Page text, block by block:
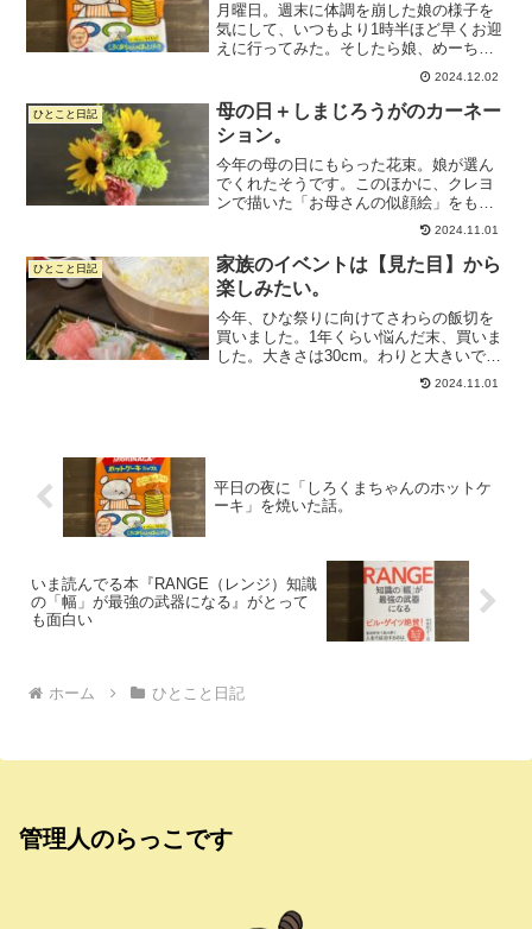
月曜日。週末に体調を崩した娘の様子を
気にして、いつもより1時半ほど早くお迎
えに行ってみた。そしたら娘、めーちゃ
めちゃ元気で。「えっ、早く迎えに来な
くてよかったやつ…！」ってなりまし
た。笑まあでも、せっかく夕方いつもよ
り時間あるし「なにかしよ...
2024.12.02
ひとこと日記
母の日＋しまじろうがのカーネー
ション。
今年の母の日にもらった花束。娘が選ん
でくれたそうです。このほかに、クレヨ
ンで描いた「お母さんの似顔絵」をもら
いました。今年は似顔絵を息子が率先し
て準備してくれたんだとか。娘に声をか
けて、一緒に描いてくれたらしい。らし
い、と書いたけど、私は全...
2024.11.01
ひとこと日記
家族のイベントは【見た目】から
楽しみたい。
今年、ひな祭りに向けてさわらの飯切を
買いました。1年くらい悩んだ末、買いま
した。大きさは30cm。わりと大きいで
す。写真は錦糸卵を混ぜたご飯で、手巻
き寿司をしているの図。すし飯だけじゃ
2024.11.01
平日の夜に「しろくまちゃんのホットケ
ーキ」を焼いた話。
いま読んでる本『RANGE（レンジ）知識
の「幅」が最強の武器になる』がとって
も面白い
ホーム ひとこと日記
管理人のらっこです